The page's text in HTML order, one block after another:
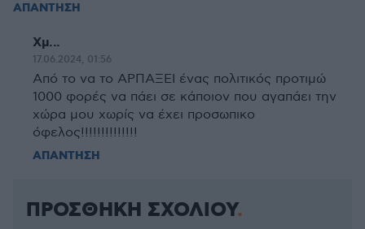
ΑΠΑΝΤΗΣΗ
Χμ...
17.06.2024, 01:56
Από το να το ΑΡΠΑΞΕΙ ένας πολιτικός προτιμώ
1000 φορές να πάει σε κάποιον που αγαπάει την
χώρα μου χωρίς να έχει προσωπικο
όφελος!!!!!!!!!!!!!!
ΑΠΑΝΤΗΣΗ
ΠΡΟΣΘΗΚΗ ΣΧΟΛΙΟΥ